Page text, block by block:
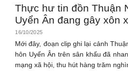
Thực hư tin đồn Thuận
Uyển Ân đang gây xôn
16/10/2025
Mới đây, đoạn clip ghi lại cảnh
hôn Uyển Ân trên sân khấu đã
mạng xã hội, thu hút hàng trăm